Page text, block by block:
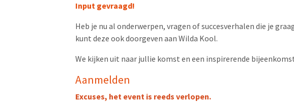
Input gevraagd!
Heb je nu al onderwerpen, vragen of succesverhalen die je
kunt deze ook doorgeven aan Wilda Kool.
We kijken uit naar jullie komst en een inspirerende
Aanmelden
Excuses, het event is reeds verlopen.